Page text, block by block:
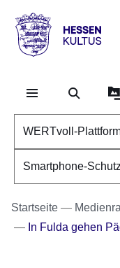
Hessen
Kultus
WERTvoll-
Smartphone-
Startseite
In Fulda gehen